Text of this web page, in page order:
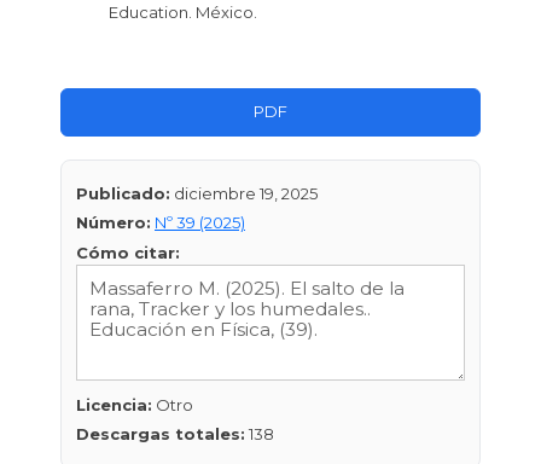
Education. México.
PDF
Publicado: diciembre 19, 2025
Número: Nº 39 (2025)
Cómo citar:
Licencia: Otro
Descargas totales: 138